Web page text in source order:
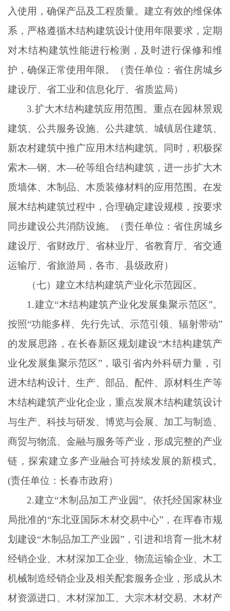
入使用，确保产品及工程质量。建立有效的维保体
系，严格遵循木结构建筑设计使用年限要求，定期
对木结构建筑性能进行检测，及时进行保修和维
护，确保正常使用年限。（责任单位：省住房城乡
建设厅、省工业和信息化厅、省质监局）
3.扩大木结构建筑应用范围。重点在园林景观
建筑、公共服务设施、公共建筑、城镇居住建筑、
新农村建筑中推广应用木结构建筑。同时，积极探
索木—钢、木—砼等组合结构建筑，进一步扩大木
质墙体、木制品、木质装修材料的应用范围。在发
展木结构建筑过程中，合理确定建设规模，按要求
同步建设公共消防设施。（责任单位：省住房城乡
建设厅、省财政厅、省林业厅、省教育厅、省交通
运输厅、省旅游局，各市、县级政府）
（七）建立木结构建筑产业化示范园区。
1.建立“木结构建筑产业化发展集聚示范区”。
按照“功能多样、先行先试、示范引领、辐射带动”
的发展思路，在长春新区规划建设“木结构建筑产
业化发展集聚示范区”，吸引省内外科研力量，引
进木结构设计、生产、部品、配件、原材料生产等
木结构建筑产业化企业，重点发展木结构建筑设计
与生产、科技与研发、博览与会展、加工与制造、
商贸与物流、金融与服务等产业，形成完整的产业
链，探索建立多产业融合可持续发展的新模式。
(责任单位：长春市政府）
2.建立“木制品加工产业园”。依托经国家林业
局批准的“东北亚国际木材交易中心”，在珲春市规
划建设“木制品加工产业园”，引进和培育一批木材
经销企业、木材深加工企业、物流运输企业、木工
机械制造经销企业及相关配套服务企业，形成从木
材资源进口、木材深加工、大宗木材交易、木材产